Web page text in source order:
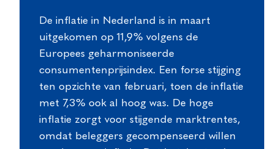
De inflatie in Nederland is in maart
uitgekomen op 11,9% volgens de
Europees geharmoniseerde
consumentenprijsindex. Een forse stijging
ten opzichte van februari, toen de inflatie
met 7,3% ook al hoog was. De hoge
inflatie zorgt voor stijgende marktrentes,
omdat beleggers gecompenseerd willen